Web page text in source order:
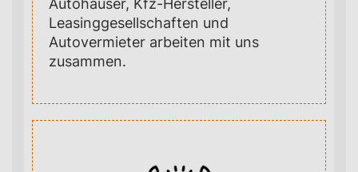
Autohäuser, Kfz-Hersteller,
Leasinggesellschaften und
Autovermieter arbeiten mit uns
zusammen.